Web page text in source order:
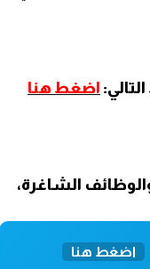
اضغط هنا
الشاغرة،
اضغط هنا